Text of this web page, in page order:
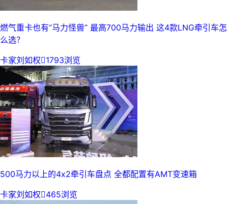
燃气重卡也有“马力怪兽” 最高700马力输出 这4款LNG牵引车怎
么选？
卡家刘如权1793浏览
500马力以上的4x2牵引车盘点 全都配置有AMT变速箱
卡家刘如权465浏览